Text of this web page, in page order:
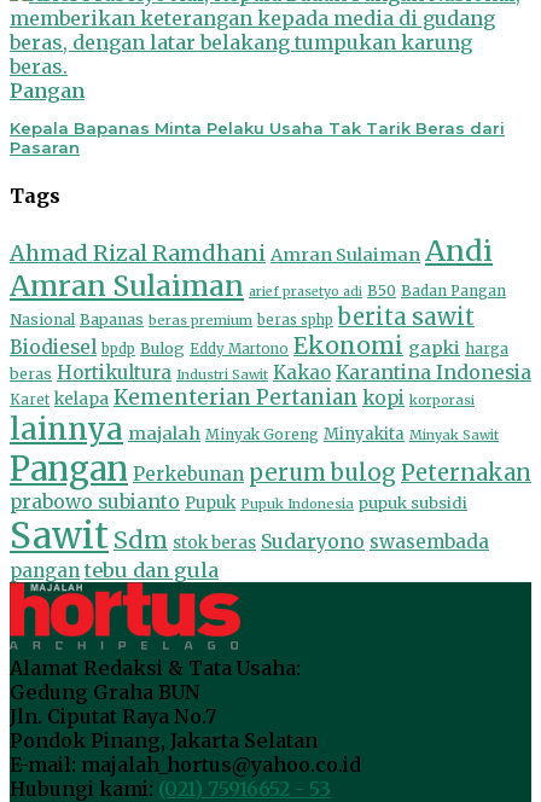
Pangan
Kepala Bapanas Minta Pelaku Usaha Tak Tarik Beras dari
Pasaran
Tags
Ahmad Rizal Ramdhani Amran Sulaiman Andi
Amran Sulaiman arief prasetyo adi B50 Badan Pangan
Nasional Bapanas beras premium beras sphp berita sawit
Biodiesel bpdp Bulog Eddy Martono Ekonomi gapki harga
beras Hortikultura Industri Sawit Kakao Karantina Indonesia
Karet kelapa Kementerian Pertanian kopi korporasi
lainnya majalah Minyak Goreng Minyakita Minyak Sawit
Pangan Perkebunan perum bulog Peternakan
prabowo subianto Pupuk Pupuk Indonesia pupuk subsidi
Sawit Sdm stok beras Sudaryono swasembada
pangan tebu dan gula
Alamat Redaksi & Tata Usaha:
Gedung Graha BUN
Jln. Ciputat Raya No.7
Pondok Pinang, Jakarta Selatan
E-mail: majalah_hortus@yahoo.co.id
Hubungi kami: (021) 75916652 - 53